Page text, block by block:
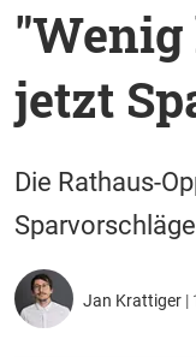
jetzt
Die Rathaus-
Jan Krattiger |